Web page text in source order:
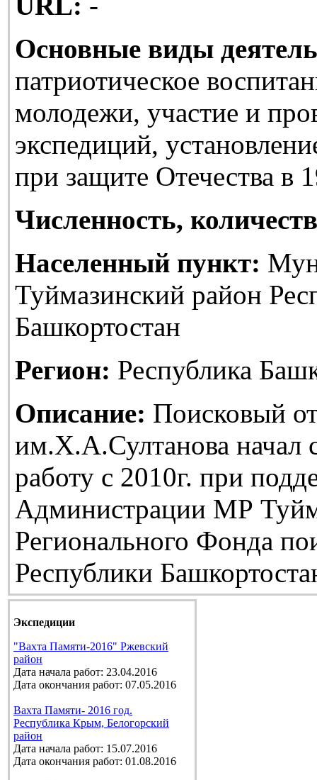
Основные виды
патриотическое
молодежи, участие и
экспедиций,
при защите Отечества в
Численность,
Населенный пункт:
Туймазинский район
Башкортостан
Регион: Республика
Описание: Поисковый
им.Х.А.Султанова начал
работу с 2010г. при
Администрации МР
Регионального Фонда
Республики
Экспедиции
"Вахта Памяти-2016" Ржевский
район
Дата начала работ: 23.04.2016
Дата окончания работ: 07.05.2016
Вахта Памяти- 2016 год.
Республика Крым, Белогорский
район
Дата начала работ: 15.07.2016
Дата окончания работ: 01.08.2016